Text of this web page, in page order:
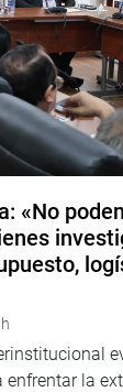
«No
enfrentar la